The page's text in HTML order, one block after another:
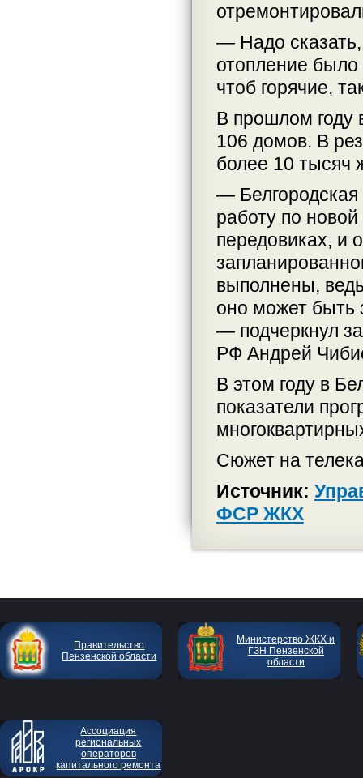
— Надо сказать,
отопление было
чтоб горячие,
В прошлом году
106 домов. В
более 10 тысяч
— Белгородская
работу по
передовиках, и
выполнены,
оно может быть
— подчеркнул
РФ Андрей
В этом году в
показатели
Сюжет на
Источник:
ФСР ЖКХ
Правительство
Пензенской области
Министерство ЖКХ и
ГЗН Пензенской
области
Ассоциация
региональных
операторов
капитального ремонта